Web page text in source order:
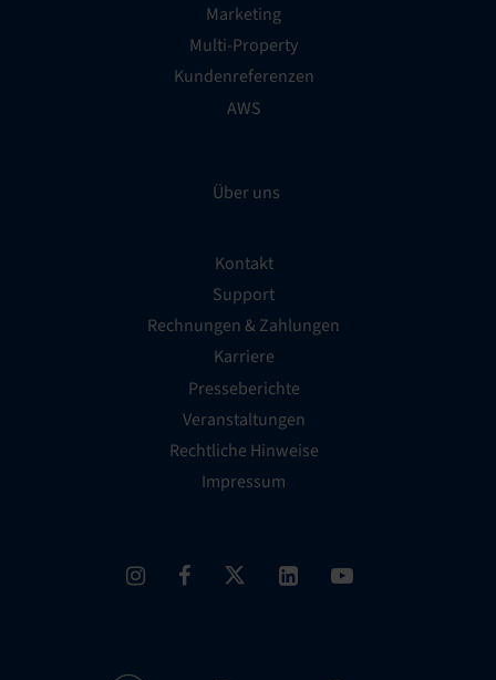
Marketing
Multi-Property
Kundenreferenzen
AWS
Über uns
Kontakt
Support
Rechnungen & Zahlungen
Karriere
Presseberichte
Veranstaltungen
Rechtliche Hinweise
Impressum